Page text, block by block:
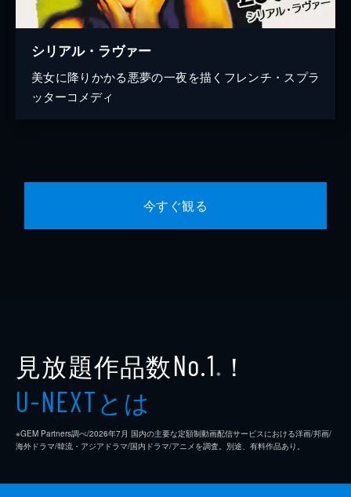
シリアル・ラヴァー
美女に降りかかる悪夢の一夜を描くフレンチ・スプラ
ッターコメディ
今すぐ観る
見放題作品数No.1 ※ ！
U-NEXTとは
※GEM Partners調べ/2026年7⽉ 国内の主要な定額制動画配信サービスにおける洋画/邦画/
海外ドラマ/韓流・アジアドラマ/国内ドラマ/アニメを調査。別途、有料作品あり。